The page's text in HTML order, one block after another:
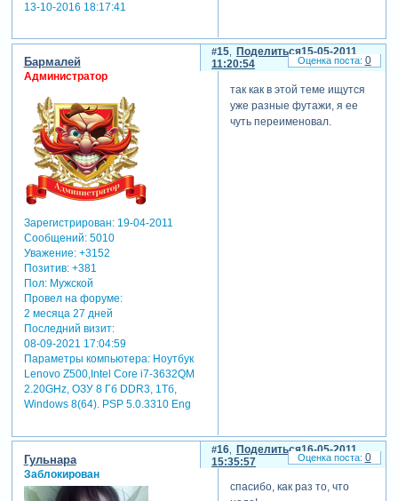
13-10-2016 18:17:41
Поделиться
15
15-05-2011
11:20:54
Бармалей
Администратор
Зарегистрирован: 19-04-2011
Сообщений:5010
Уважение: +3152
Позитив: +381
Пол:Мужской
Провел на форуме:
2 месяца 27 дней
Последний визит:
08-09-2021 17:04:59
Параметры компьютера:Ноутбук
Lenovo Z500,Intel Core i7-3632QM
2.20GHz, ОЗУ 8 Гб DDR3, 1Тб,
Windows 8(64). PSP 5.0.3310 Eng
так как в этой теме ищутся
уже разные футажи, я ее
чуть переименовал.
0
Поделиться
16
16-05-2011
15:35:57
Гульнара
Заблокирован
спасибо, как раз то, что
0